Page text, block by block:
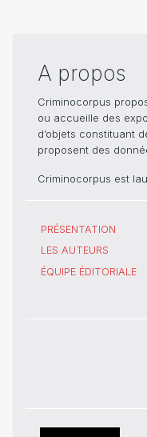
A propos
Criminocorpus
ou accueille des
d’objets constituant
proposent des
Criminocorpus est
PRÉSENTATION
LES AUTEURS
ÉQUIPE ÉDITORIALE